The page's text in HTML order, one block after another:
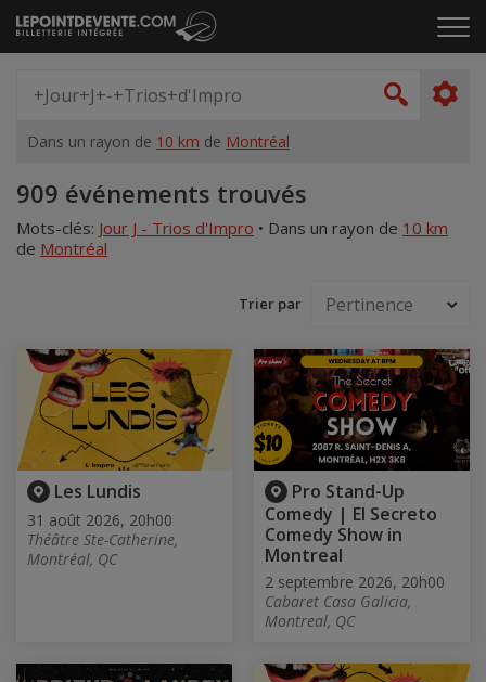
Passer
au
le
artiste,
lieu...
Dans un rayon de 10 km de Montréal
Accueil
909 événements trouvés
Mots-clés: Jour J - Trios d'Impro • Dans un rayon de 10 km
de Montréal
Trier par
Les Lundis
31 août 2026, 20h00
Théâtre Ste-Catherine,
Montréal, QC
Pro Stand-Up
Comedy | El Secreto
Comedy Show in
Montreal
2 septembre 2026, 20h00
Cabaret Casa Galicia,
Montreal, QC